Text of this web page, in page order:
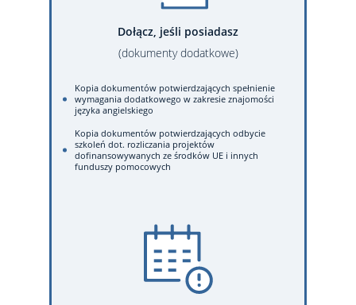
Dołącz, jeśli posiadasz
(dokumenty dodatkowe)
Kopia dokumentów potwierdzających spełnienie
wymagania dodatkowego w zakresie znajomości
języka angielskiego
Kopia dokumentów potwierdzających odbycie
szkoleń dot. rozliczania projektów
dofinansowywanych ze środków UE i innych
funduszy pomocowych